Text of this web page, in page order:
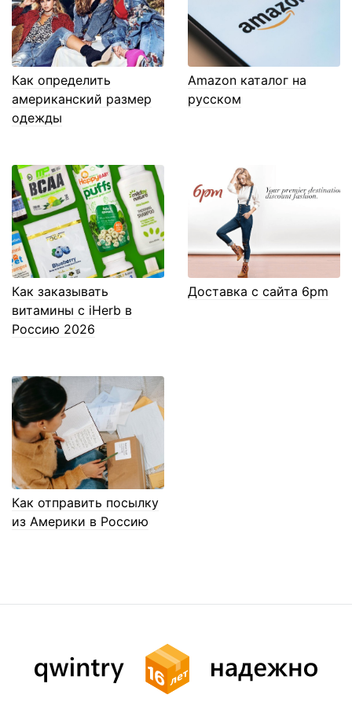
Как определить
американский размер
одежды
Amazon каталог на
русском
Как заказывать
витамины с iHerb в
Россию 2026
Доставка с сайта 6pm
Как отправить посылку
из Америки в Россию